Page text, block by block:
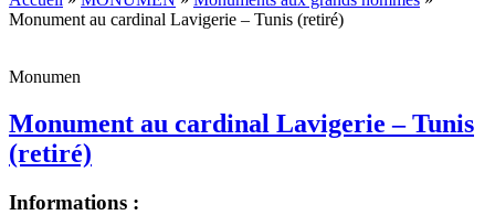
Monument au cardinal Lavigerie – Tunis (retiré)
Monumen
Monument au cardinal Lavigerie – Tunis
(retiré)
Informations :